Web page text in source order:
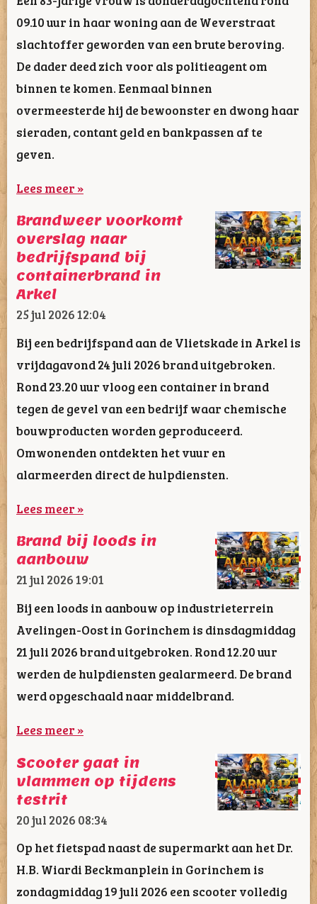
09.10 uur in haar woning aan de Weverstraat
slachtoffer geworden van een brute beroving.
De dader deed zich voor als politieagent om
binnen te komen. Eenmaal binnen
overmeesterde hij de bewoonster en dwong haar
sieraden, contant geld en bankpassen af te
geven.
Lees meer »
Brandweer voorkomt
overslag naar
bedrijfspand bij
containerbrand in
Arkel
25 jul 202612:04
Bij een bedrijfspand aan de Vlietskade in Arkel is
vrijdagavond 24 juli 2026 brand uitgebroken.
Rond 23.20 uur vloog een container in brand
tegen de gevel van een bedrijf waar chemische
bouwproducten worden geproduceerd.
Omwonenden ontdekten het vuur en
alarmeerden direct de hulpdiensten.
Lees meer »
Brand bij loods in
aanbouw
21 jul 202619:01
Bij een loods in aanbouw op industrieterrein
Avelingen-Oost in Gorinchem is dinsdagmiddag
21 juli 2026 brand uitgebroken. Rond 12.20 uur
werden de hulpdiensten gealarmeerd. De brand
werd opgeschaald naar middelbrand.
Lees meer »
Scooter gaat in
vlammen op tijdens
testrit
20 jul 2026 08:34
Op het fietspad naast de supermarkt aan het Dr.
H.B. Wiardi Beckmanplein in Gorinchem is
zondagmiddag 19 juli 2026 een scooter volledig